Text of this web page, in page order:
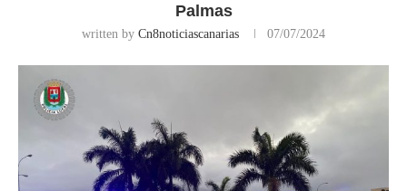
Palmas
written by Cn8noticiascanarias 07/07/2024